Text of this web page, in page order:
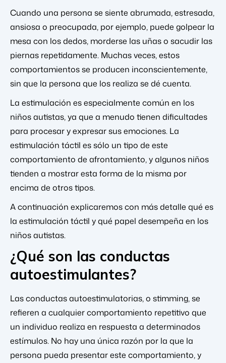
Cuando una persona se siente abrumada, estresada,
ansiosa o preocupada, por ejemplo, puede golpear la
mesa con los dedos, morderse las uñas o sacudir las
piernas repetidamente. Muchas veces, estos
comportamientos se producen inconscientemente,
sin que la persona que los realiza se dé cuenta.
La estimulación es especialmente común en los
niños autistas, ya que a menudo tienen dificultades
para procesar y expresar sus emociones. La
estimulación táctil es sólo un tipo de este
comportamiento de afrontamiento, y algunos niños
tienden a mostrar esta forma de la misma por
encima de otros tipos.
A continuación explicaremos con más detalle qué es
la estimulación táctil y qué papel desempeña en los
niños autistas.
¿Qué son las conductas
autoestimulantes?
Las conductas autoestimulatorias, o stimming, se
refieren a cualquier comportamiento repetitivo que
un individuo realiza en respuesta a determinados
estímulos. No hay una única razón por la que la
persona pueda presentar este comportamiento, y